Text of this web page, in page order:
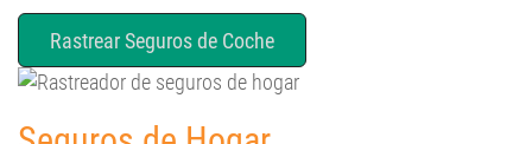
Rastrear Seguros de Coche